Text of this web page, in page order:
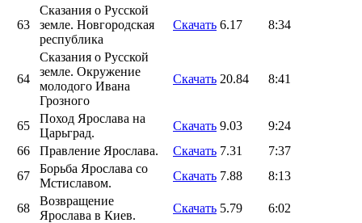
63
Сказания о Русской
земле. Новгородская
республика
Скачать 6.17 8:34
64
Сказания о Русской
земле. Окружение
молодого Ивана
Грозного
Скачать 20.84 8:41
65
Поход Ярослава на
Царьград.
Скачать 9.03
9:24
66
Правление Ярослава. Скачать 7.31
7:37
67
Борьба Ярослава со
Мстиславом.
Скачать 7.88 8:13
68
Возвращение
Ярослава в Киев.
Скачать 5.79 6:02